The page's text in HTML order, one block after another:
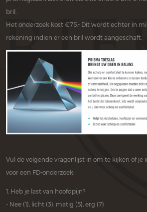
bril.
Het onderzoek kost €75.- Dit wordt echter in
rekening indien er een bril wordt aangeschaft.
Vul de volgende vragenlijst in om te kijken of
voor een FD-onderzoek:
1. Heb je last van hoofdpijn?
- Nee (1), licht (3), matig (5), erg (7)